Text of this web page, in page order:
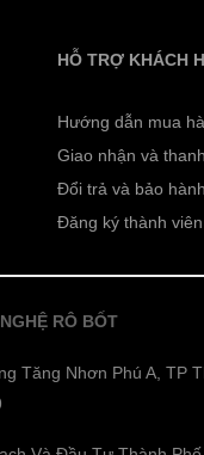
HỖ TRỢ KHÁCH
Hướng dẫn mua
Giao nhận và
Đổi trả và bảo hành
Đăng ký thành viên
RÔ BỐT
Tăng Nhơn Phú A, TP